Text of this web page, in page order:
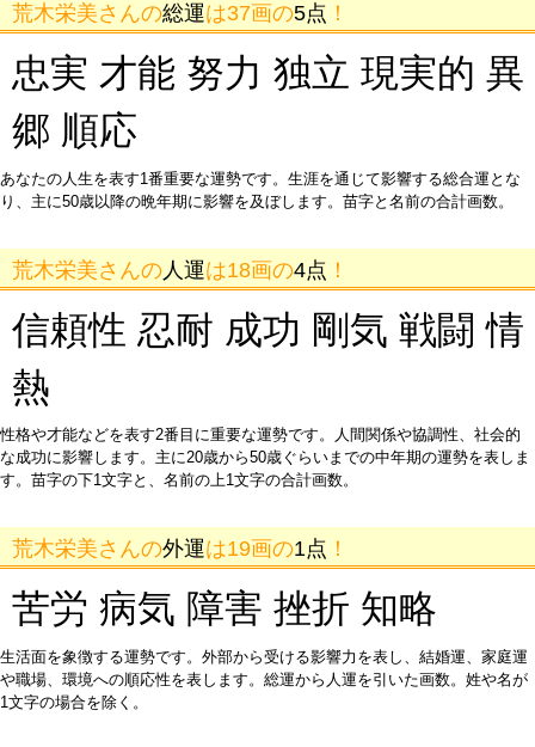
荒木栄美さんの総運は37画の5点 ！
忠実 才能 努力 独立 現実的 異
郷 順応
あなたの人生を表す1番重要な運勢です。生涯を通じて影響する総合運とな
り、主に50歳以降の晩年期に影響を及ぼします。苗字と名前の合計画数。
荒木栄美さんの 人運は18画の4点 ！
信頼性 忍耐 成功 剛気 戦闘 情
熱
性格や才能などを表す2番目に重要な運勢です。人間関係や協調性、社会的
な成功に影響します。主に20歳から50歳ぐらいまでの中年期の運勢を表しま
す。苗字の下1文字と、名前の上1文字の合計画数。
荒木栄美さんの外運は19画の1点 ！
苦労 病気 障害 挫折 知略
生活面を象徴する運勢です。外部から受ける影響力を表し、結婚運、家庭運
や職場、環境への順応性を表します。総運から人運を引いた画数。姓や名が
1文字の場合を除く。